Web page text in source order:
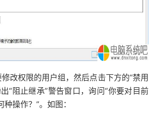
权限的用户组，然后点击下方的“禁用
“阻止继承”警告窗口，询问“你要对目前
操作？”。如图：